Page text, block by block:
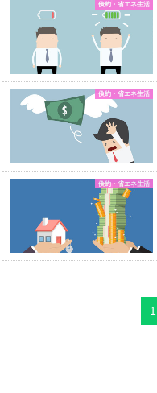
倹約・省エネ生活
倹約・省エネ生活
倹約・省エネ生活
1